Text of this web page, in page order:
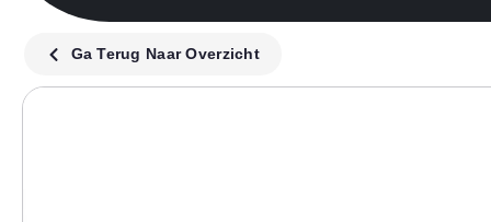
Ga Terug Naar Overzicht